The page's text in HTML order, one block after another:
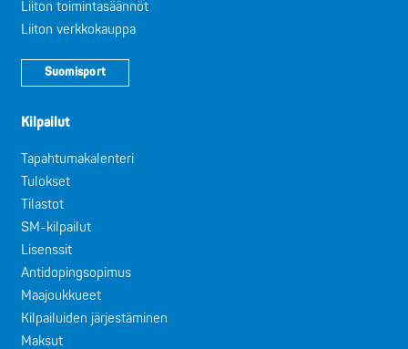
Liiton toimintasäännöt
Liiton verkkokauppa
Suomisport
Kilpailut
Tapahtumakalenteri
Tulokset
Tilastot
SM-kilpailut
Lisenssit
Antidopingsopimus
Maajoukkueet
Kilpailuiden järjestäminen
Maksut